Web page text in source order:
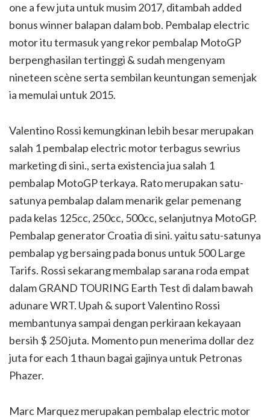
one a few juta untuk musim 2017, ditambah added
bonus winner balapan dalam bob. Pembalap electric
motor itu termasuk yang rekor pembalap MotoGP
berpenghasilan tertinggi & sudah mengenyam
nineteen scène serta sembilan keuntungan semenjak
ia memulai untuk 2015.
Valentino Rossi kemungkinan lebih besar merupakan
salah 1 pembalap electric motor terbagus sewrius
marketing di sini., serta existencia jua salah 1
pembalap MotoGP terkaya. Rato merupakan satu-
satunya pembalap dalam menarik gelar pemenang
pada kelas 125cc, 250cc, 500cc, selanjutnya MotoGP.
Pembalap generator Croatia di sini. yaitu satu-satunya
pembalap yg bersaing pada bonus untuk 500 Large
Tarifs. Rossi sekarang membalap sarana roda empat
dalam GRAND TOURING Earth Test di dalam bawah
adunare WRT. Upah & suport Valentino Rossi
membantunya sampai dengan perkiraan kekayaan
bersih $ 250 juta. Momento pun menerima dollar dez
juta for each 1 thaun bagai gajinya untuk Petronas
Phazer.
Marc Marquez merupakan pembalap electric motor